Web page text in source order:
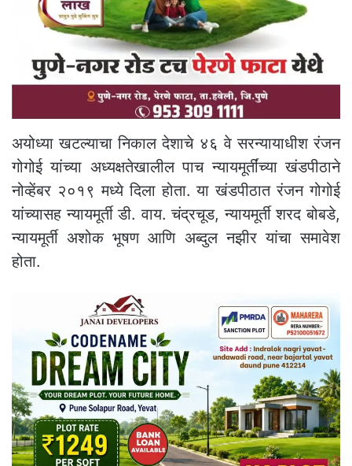
अयोध्या खटल्याचा निकाल देशाचे ४६ वे सरन्यायाधीश रंजन
गोगोई यांच्या अध्यक्षतेखालील पाच न्यायमूर्तींच्या खंडपीठाने
नोव्हेंबर २०१९ मध्ये दिला होता. या खंडपीठात रंजन गोगोई
यांच्यासह न्यायमूर्ती डी. वाय. चंद्रचूड, न्यायमूर्ती शरद बोबडे,
न्यायमूर्ती अशोक भूषण आणि अब्दुल नझीर यांचा समावेश
होता.